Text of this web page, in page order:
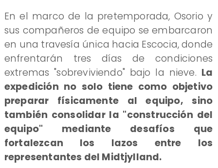
En el marco de la pretemporada, Osorio y
sus compañeros de equipo se embarcaron
en una travesía única hacia Escocia, donde
enfrentarán tres días de condiciones
extremas "sobreviviendo" bajo la nieve. La
expedición no solo tiene como objetivo
preparar físicamente al equipo, sino
también consolidar la "construcción del
equipo" mediante desafíos que
fortalezcan los lazos entre los
representantes del Midtjylland.